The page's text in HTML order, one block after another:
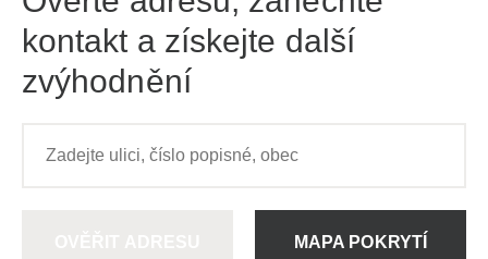
kontakt a získejte další
zvýhodnění
MAPA POKRYTÍ